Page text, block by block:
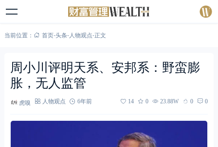
当前位置： 首页-头条-人物观点-正文
周小川评明天系、安邦系：野蛮膨
胀，无人监管
虎嗅 人物观点 6年前 14 0 23.88W 0 0